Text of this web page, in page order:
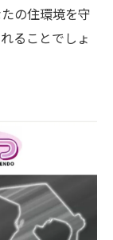
の住環境を守
ることでしょ